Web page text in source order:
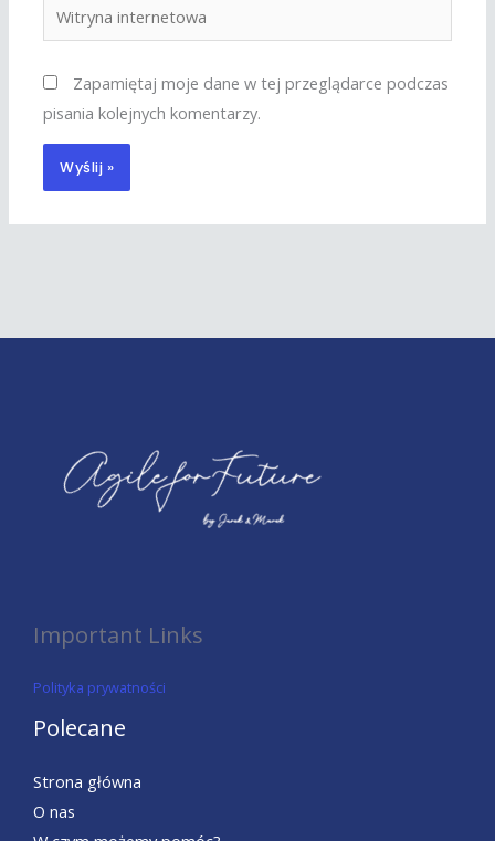
internetowa
Zapamiętaj moje dane w tej przeglądarce podczas
pisania kolejnych komentarzy.
Important Links
Polityka prywatności
Polecane
Strona główna
O nas